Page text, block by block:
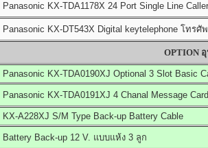
Panasonic KX-TDA1178X 24 Port Single Line
Panasonic KX-DT543X Digital keytelephone โทร
OPTION
Panasonic KX-TDA0190XJ Optional 3 Slot Basic
Panasonic KX-TDA0191XJ 4 Chanal Message
KX-A228XJ S/M Type Back-up Battery Cable
Battery Back-up 12 V. แบบแห้ง 3 ลูก